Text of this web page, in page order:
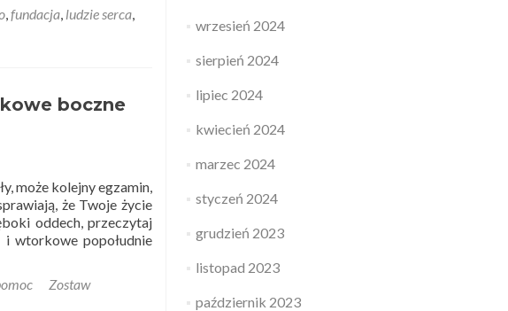
,fundacja, ludzie serca,
boczne
może kolejny egzamin,
że Twoje życie
oddech, przeczytaj
wtorkowe popołudnie
Zostaw
wrzesień 2024
sierpień 2024
lipiec 2024
kwiecień 2024
marzec 2024
styczeń 2024
grudzień 2023
listopad 2023
październik 2023